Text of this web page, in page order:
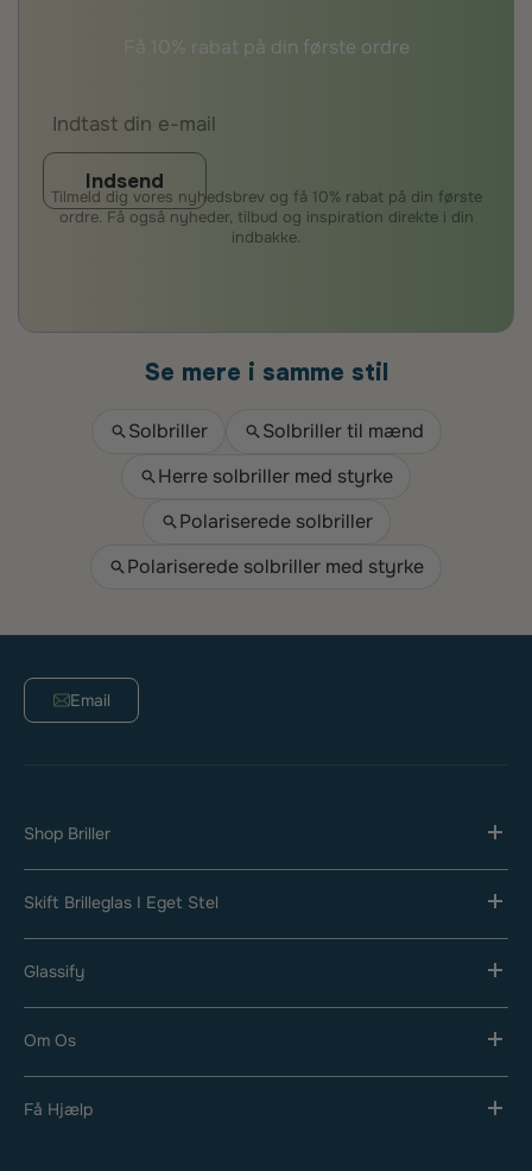
Få 10% rabat på din første ordre
Indsend
Tilmeld dig vores nyhedsbrev og få 10% rabat på din første
ordre. Få også nyheder, tilbud og inspiration direkte i din
indbakke.
Se mere i samme stil
Solbriller
Solbriller til mænd
Herre solbriller med styrke
Polariserede solbriller
Polariserede solbriller med styrke
Email
Shop Briller
Skift Brilleglas I Eget Stel
Glassify
Om Os
Få Hjælp